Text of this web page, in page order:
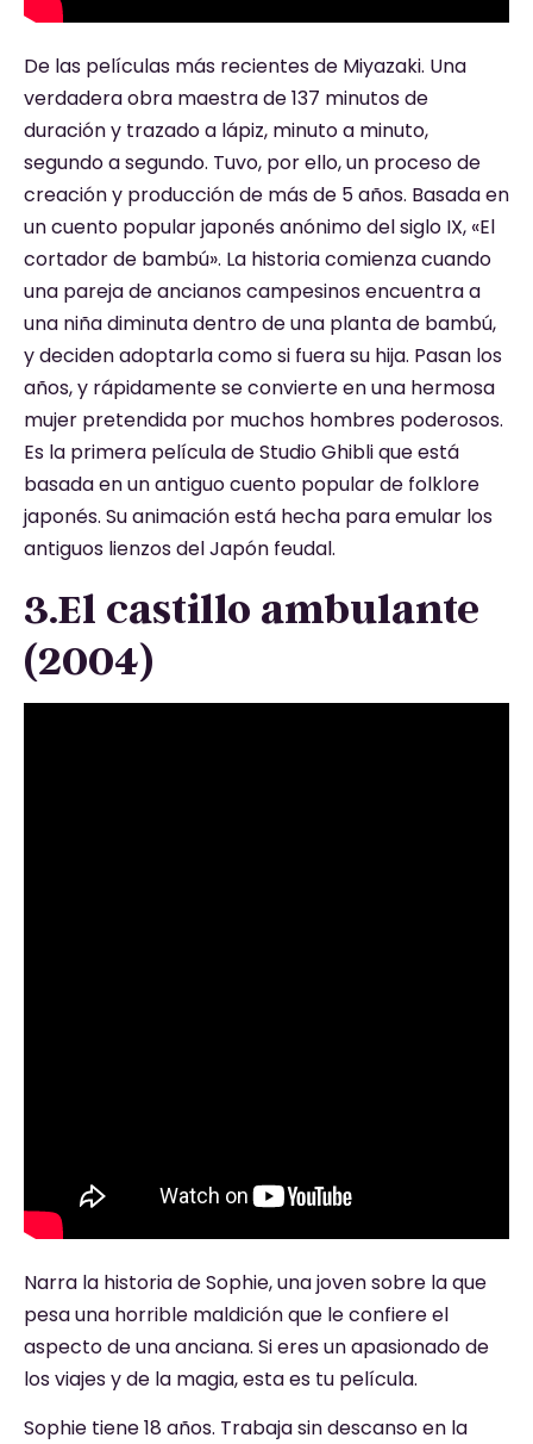
De las películas más recientes de Miyazaki. Una
verdadera obra maestra de 137 minutos de
duración y trazado a lápiz, minuto a minuto,
segundo a segundo. Tuvo, por ello, un proceso de
creación y producción de más de 5 años. Basada en
un cuento popular japonés anónimo del siglo IX, «El
cortador de bambú». La historia comienza cuando
una pareja de ancianos campesinos encuentra a
una niña diminuta dentro de una planta de bambú,
y deciden adoptarla como si fuera su hija. Pasan los
años, y rápidamente se convierte en una hermosa
mujer pretendida por muchos hombres poderosos.
Es la primera película de Studio Ghibli que está
basada en un antiguo cuento popular de folklore
japonés. Su animación está hecha para emular los
antiguos lienzos del Japón feudal.
3.El castillo ambulante
(2004)
Narra la historia de Sophie, una joven sobre la que
pesa una horrible maldición que le confiere el
aspecto de una anciana. Si eres un apasionado de
los viajes y de la magia, esta es tu película.
Sophie tiene 18 años. Trabaja sin descanso en la